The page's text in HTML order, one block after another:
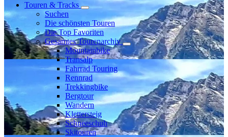
Touren & Tracks
Suchen
Die schönsten Touren
Die Top Favoriten
Gesamtes Tourenarchiv
Mountainbike
Transalp
Fahrrad Touring
Rennrad
Trekkingbike
Bergtour
Wandern
Klettersteig
Schneeschuh
Skitouren